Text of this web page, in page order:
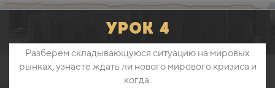
урок 4
Разберем складывающуюся ситуацию на мировых
рынках, узнаете ждать ли нового мирового кризиса и
когда.